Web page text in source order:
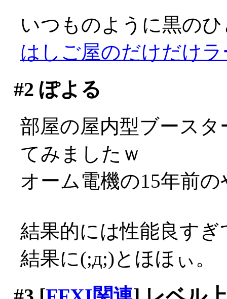
いつものように黒の
はしご屋のだけだけ
#2 ぽよる
部屋の屋内型ブース
てみましたｗ
オーム電機の15年前
結果的には性能良す
結果に(;д;)とほほぃ。